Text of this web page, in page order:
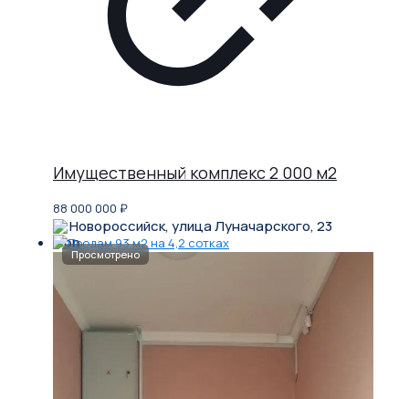
Имущественный комплекс 2 000 м2
88 000 000 ₽
Новороссийск, улица Луначарского, 23